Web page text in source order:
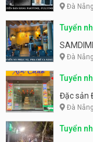
Đà Nẵng
Tuyển
Đà Nẵng
Tuyển
Nẵng
Đặc sản
Đà Nẵng
Tuyển